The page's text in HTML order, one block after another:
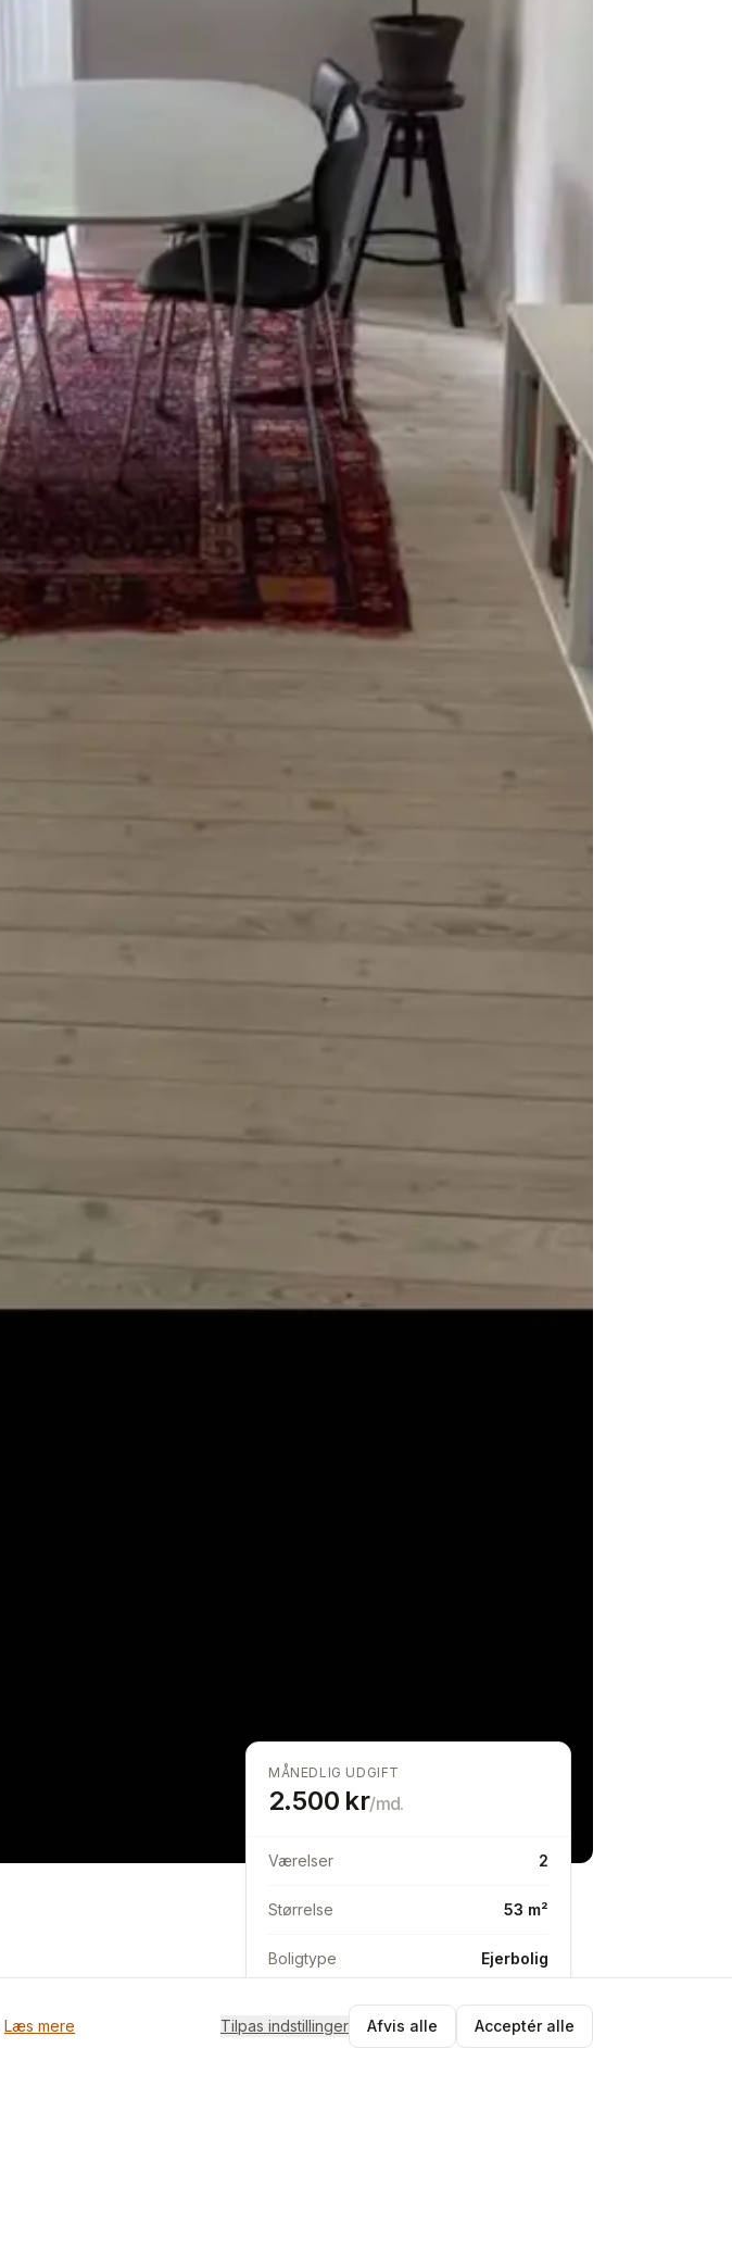
MÅNEDLIG UDGIFT
2.500 kr/md.
Værelser 2
Størrelse 53 m²
Boligtype Ejerbolig
Send besked
Læs mere Tilpas indstillinger Afvis alle Acceptér alle